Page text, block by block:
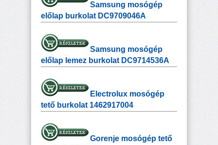
Samsung mosógép
előlap burkolat DC9709046A
Samsung mosógép
előlap lemez burkolat DC9714536A
Electrolux mosógép
tető burkolat 1462917004
Gorenje mosógép tető